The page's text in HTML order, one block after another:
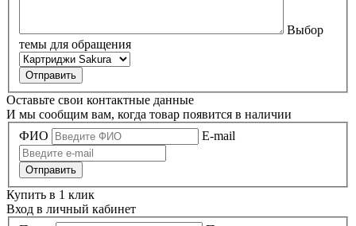
Выбор
темы для обращения
Оставьте свои контактные данные
И мы сообщим вам, когда товар появится в наличии
ФИО
E-mail
Купить в 1 клик
Вход в личный кабинет